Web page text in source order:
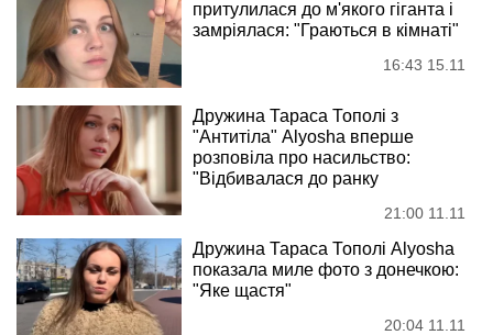
притулилася до м'якого гіганта і
замріялася: "Граються в кімнаті"
16:43 15.11
Дружина Тараса Тополі з
"Антитіла" Alyosha вперше
розповіла про насильство:
"Відбивалася до ранку
21:00 11.11
Дружина Тараса Тополі Alyosha
показала миле фото з донечкою:
"Яке щастя"
20:04 11.11